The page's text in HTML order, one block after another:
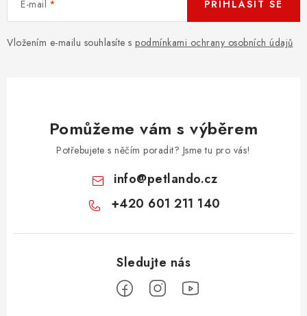
E-mail
Vložením e-mailu souhlasíte s podmínkami ochrany osobních údajů
PŘIHLÁSIT SE
Pomůžeme vám s výběrem
Potřebujete s něčím poradit? Jsme tu pro vás!
info@petlando.cz
+420 601 211 140